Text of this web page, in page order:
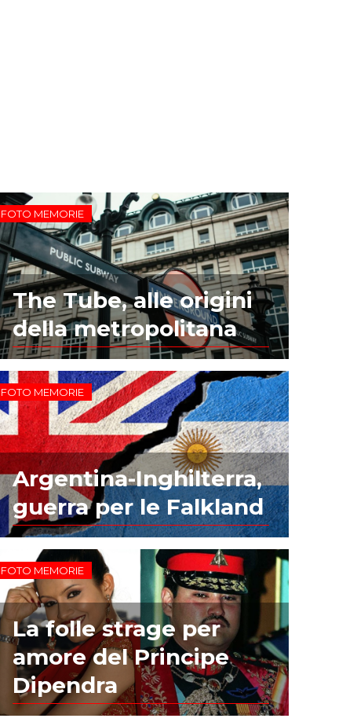
FOTO MEMORIE
The Tube, alle origini
della metropolitana
FOTO MEMORIE
Argentina-Inghilterra,
guerra per le Falkland
FOTO MEMORIE
La folle strage per
amore del Principe
Dipendra